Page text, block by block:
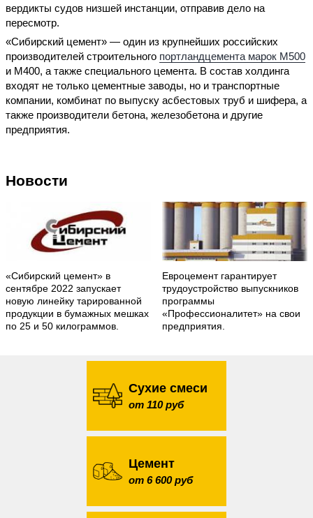
вердикты судов низшей инстанции, отправив дело на
пересмотр.
«Сибирский цемент» — один из крупнейших российских
производителей строительного портландцемента марок М500
и М400, а также специального цемента. В состав холдинга
входят не только цементные заводы, но и транспортные
компании, комбинат по выпуску асбестовых труб и шифера, а
также производители бетона, железобетона и другие
предприятия.
Новости
«Сибирский цемент» в
сентябре 2022 запускает
новую линейку тарированной
продукции в бумажных мешках
по 25 и 50 килограммов.
Евроцемент гарантирует
трудоустройство выпускников
программы
«Профессионалитет» на свои
предприятия.
Сухие смеси
от 110 руб
Цемент
от 6 600 руб